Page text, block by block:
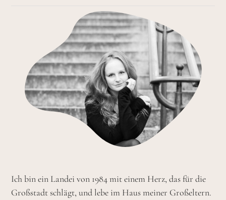
Ich bin ein Landei von 1984 mit einem Herz, das für die
Großstadt schlägt, und lebe im Haus meiner Großeltern.